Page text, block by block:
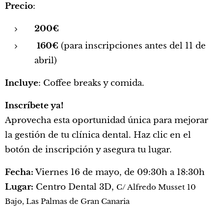
Precio:
200€
160€ (para inscripciones antes del 11 de
abril)
Incluye: Coffee breaks y comida.
Inscríbete ya!
Aprovecha esta oportunidad única para mejorar
la gestión de tu clínica dental. Haz clic en el
botón de inscripción y asegura tu lugar.
Fecha:Viernes 16 de mayo, de 09:30h a 18:30h
Lugar: Centro Dental 3D, C/ Alfredo Musset 10
Bajo, Las Palmas de Gran Canaria